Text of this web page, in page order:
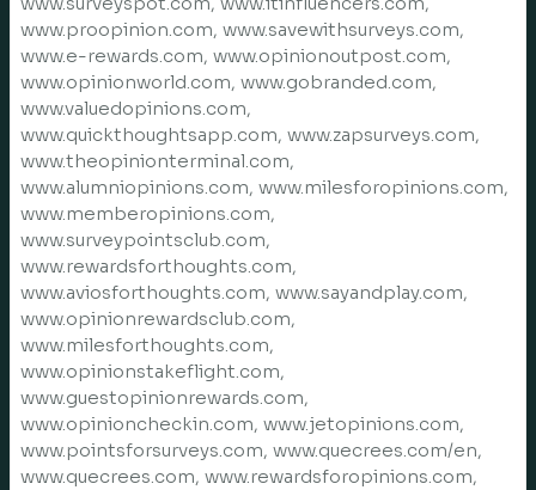
www.proopinion.com, www.savewithsurveys.com,
www.e-rewards.com, www.opinionoutpost.com,
www.opinionworld.com, www.gobranded.com,
www.valuedopinions.com,
www.quickthoughtsapp.com, www.zapsurveys.com,
www.theopinionterminal.com,
www.alumniopinions.com, www.milesforopinions.com,
www.memberopinions.com,
www.surveypointsclub.com,
www.rewardsforthoughts.com,
www.aviosforthoughts.com, www.sayandplay.com,
www.opinionrewardsclub.com,
www.milesforthoughts.com,
www.opinionstakeflight.com,
www.guestopinionrewards.com,
www.opinioncheckin.com, www.jetopinions.com,
www.pointsforsurveys.com, www.quecrees.com/en,
www.quecrees.com, www.rewardsforopinions.com,